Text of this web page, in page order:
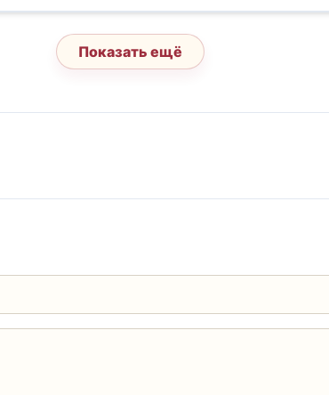
Показать ещё